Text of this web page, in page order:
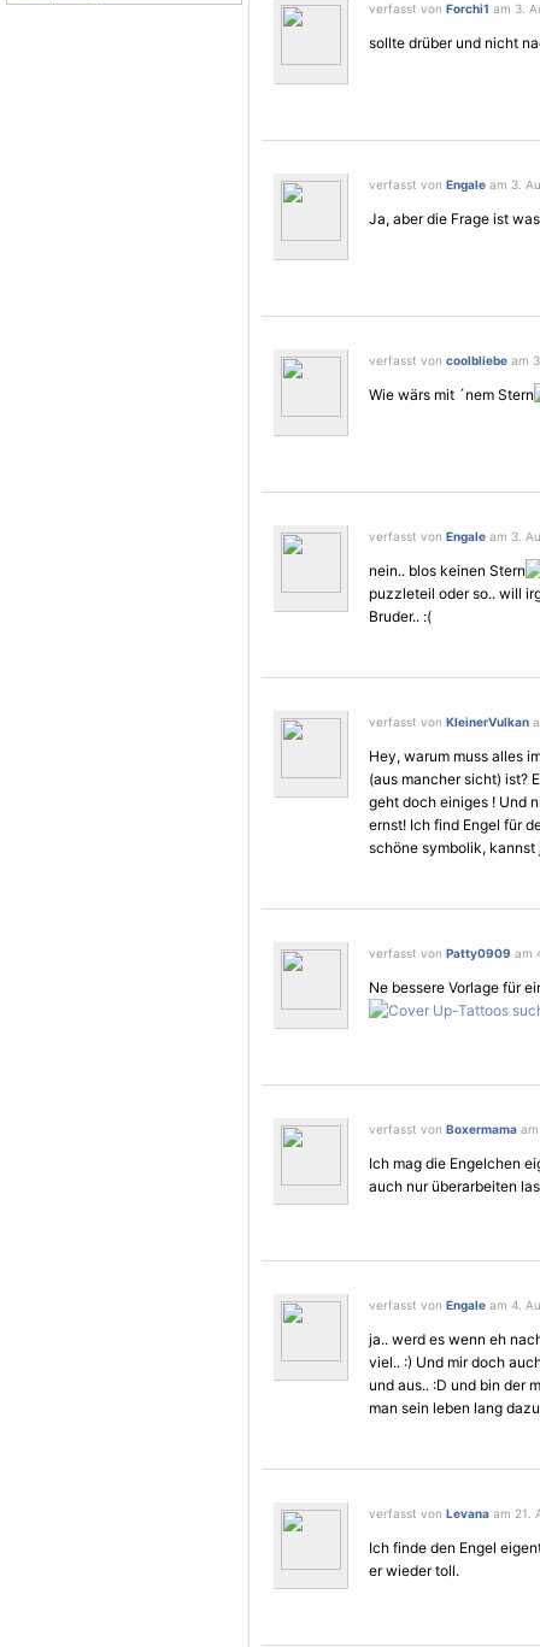
verfasst von Forchi1 am 3.
sollte drüber und nicht
verfasst von Engale am 3.
Ja, aber die Frage ist
verfasst von coolbliebe am
Wie wärs mit ´nem Stern
verfasst von Engale am 3.
nein.. blos keinen Stern
puzzleteil oder so.. will
Bruder.. :(
verfasst von KleinerVulkan
Hey, warum muss alles
(aus mancher sicht) ist?
geht doch einiges ! Und
ernst! Ich find Engel für
schöne symbolik,
verfasst von Patty0909 am
Ne bessere Vorlage für
verfasst von Boxermama
Ich mag die Engelchen
auch nur überarbeiten
verfasst von Engale am 4.
ja.. werd es wenn eh
viel.. :) Und mir doch
und aus.. :D und bin der
man sein leben lang
verfasst von Levana am 21.
Ich finde den Engel
er wieder toll.